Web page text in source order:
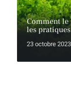
Comment
les
23 octobre 2023